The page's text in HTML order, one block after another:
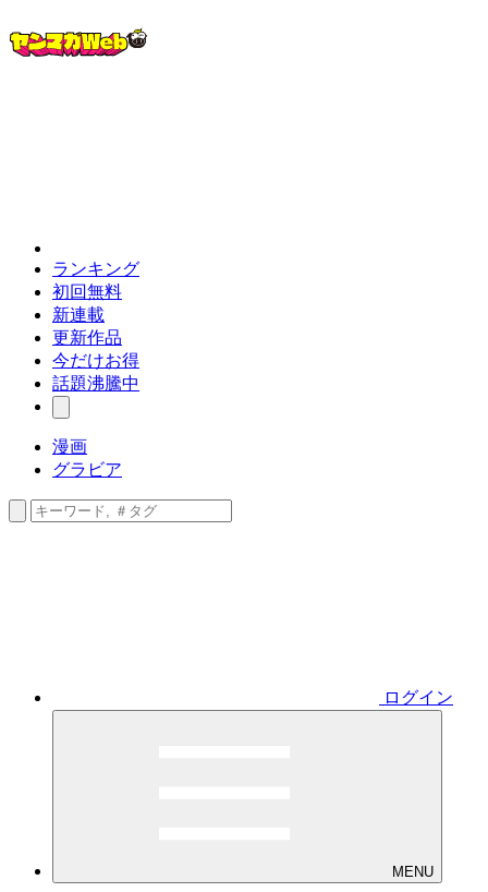
ランキング
初回無料
新連載
更新作品
今だけお得
話題沸騰中
漫画
グラビア
ログイン
MENU